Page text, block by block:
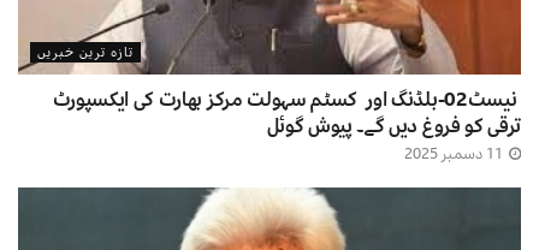
تازہ ترین خبریں
نیسٹ02-بلڈنگ اور کسٹم سہولت مرکز بھارت کی ایکسپورٹ
ترقی کو فروغ دیں گے۔ پیوش گوئل